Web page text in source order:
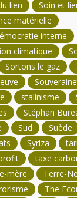
lien
Soin et
matérielle
interne
climatique
Sortons le gaz
stalinisme
Stéphan
Sud Suède
Syriza
taxe
mère
Terre-
The